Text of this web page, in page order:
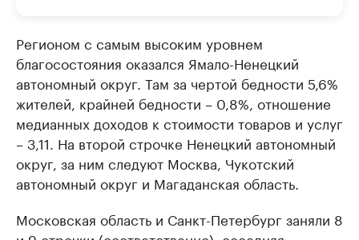
Регионом с самым высоким уровнем
благосостояния оказался Ямало-Ненецкий
автономный округ. Там за чертой бедности 5,6%
жителей, крайней бедности – 0,8%, отношение
медианных доходов к стоимости товаров и услуг
– 3,11. На второй строчке Ненецкий автономный
округ, за ним следуют Москва, Чукотский
автономный округ и Магаданская область.
Московская область и Санкт-Петербург заняли 8